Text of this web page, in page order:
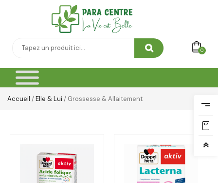
0
Accueil /Elle & Lui / Grossesse & Allaitement